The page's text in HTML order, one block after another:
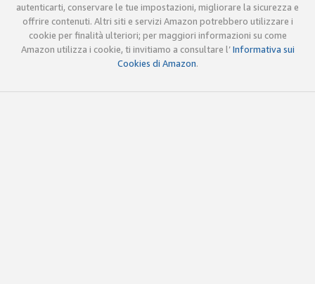
autenticarti, conservare le tue impostazioni, migliorare la sicurezza e
offrire contenuti. Altri siti e servizi Amazon potrebbero utilizzare i
cookie per finalità ulteriori; per maggiori informazioni su come
Amazon utilizza i cookie, ti invitiamo a consultare l’Informativa sui
Cookies di Amazon.